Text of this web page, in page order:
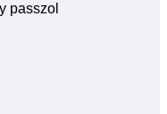
passzol